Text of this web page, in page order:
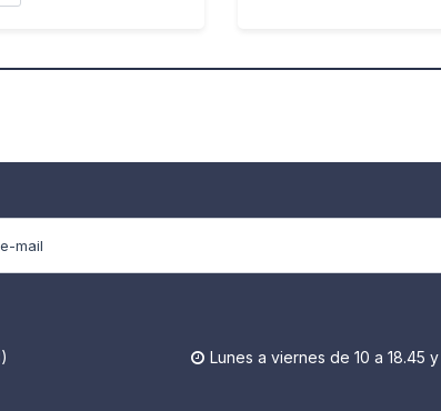
 Lunes a viernes de 10 a 18.45